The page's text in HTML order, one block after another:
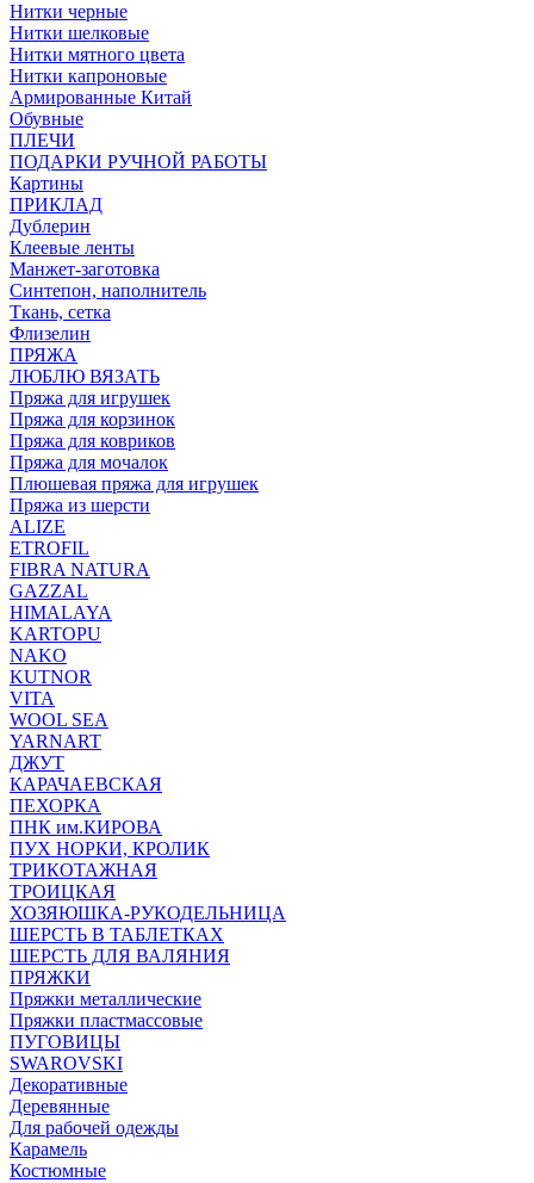
Нитки черные
Нитки шелковые
Нитки мятного цвета
Нитки капроновые
Армированные Китай
Обувные
ПЛЕЧИ
ПОДАРКИ РУЧНОЙ РАБОТЫ
Картины
ПРИКЛАД
Дублерин
Клеевые ленты
Манжет-заготовка
Синтепон, наполнитель
Ткань, сетка
Флизелин
ПРЯЖА
ЛЮБЛЮ ВЯЗАТЬ
Пряжа для игрушек
Пряжа для корзинок
Пряжа для ковриков
Пряжа для мочалок
Плюшевая пряжа для игрушек
Пряжа из шерсти
ALIZE
ETROFIL
FIBRA NATURA
GAZZAL
HIMALAYA
KARTOPU
NAKO
KUTNOR
VITA
WOOL SEA
YARNART
ДЖУТ
КАРАЧАЕВСКАЯ
ПЕХОРКА
ПНК им.КИРОВА
ПУХ НОРКИ, КРОЛИК
ТРИКОТАЖНАЯ
ТРОИЦКАЯ
ХОЗЯЮШКА-РУКОДЕЛЬНИЦА
ШЕРСТЬ В ТАБЛЕТКАХ
ШЕРСТЬ ДЛЯ ВАЛЯНИЯ
ПРЯЖКИ
Пряжки металлические
Пряжки пластмассовые
ПУГОВИЦЫ
SWAROVSKI
Декоративные
Деревянные
Для рабочей одежды
Карамель
Костюмные